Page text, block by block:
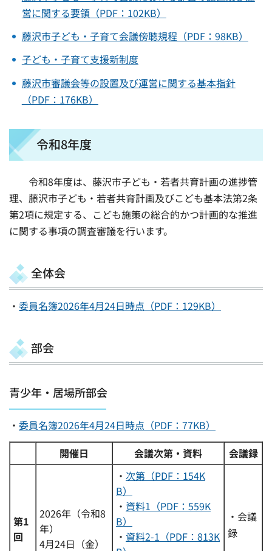
営に関する要領（PDF：102KB）
藤沢市子ども・子育て会議傍聴規程（PDF：98KB）
子ども・子育て支援新制度
藤沢市審議会等の設置及び運営に関する基本指針
（PDF：176KB）
令和8年度
令和8年度は、藤沢市子ども・若者共育計画の進捗管
理、藤沢市子ども・若者共育計画及びこども基本法第2条
第2項に規定する、こども施策の総合的かつ計画的な推進
に関する事項の調査審議を行います。
全体会
・ 委員名簿2026年4月24日時点（PDF：129KB）
部会
青少年・居場所部会
・ 委員名簿2026年4月24日時点（PDF：77KB）
開催日
会議次第・資料 会議録
第1
回
2026年（令和8
年）
4月24日（金）
・ 次第（PDF：154K
B）
・ 資料1（PDF：559K
B）
・ 資料2-1（PDF：813K
・会議
録